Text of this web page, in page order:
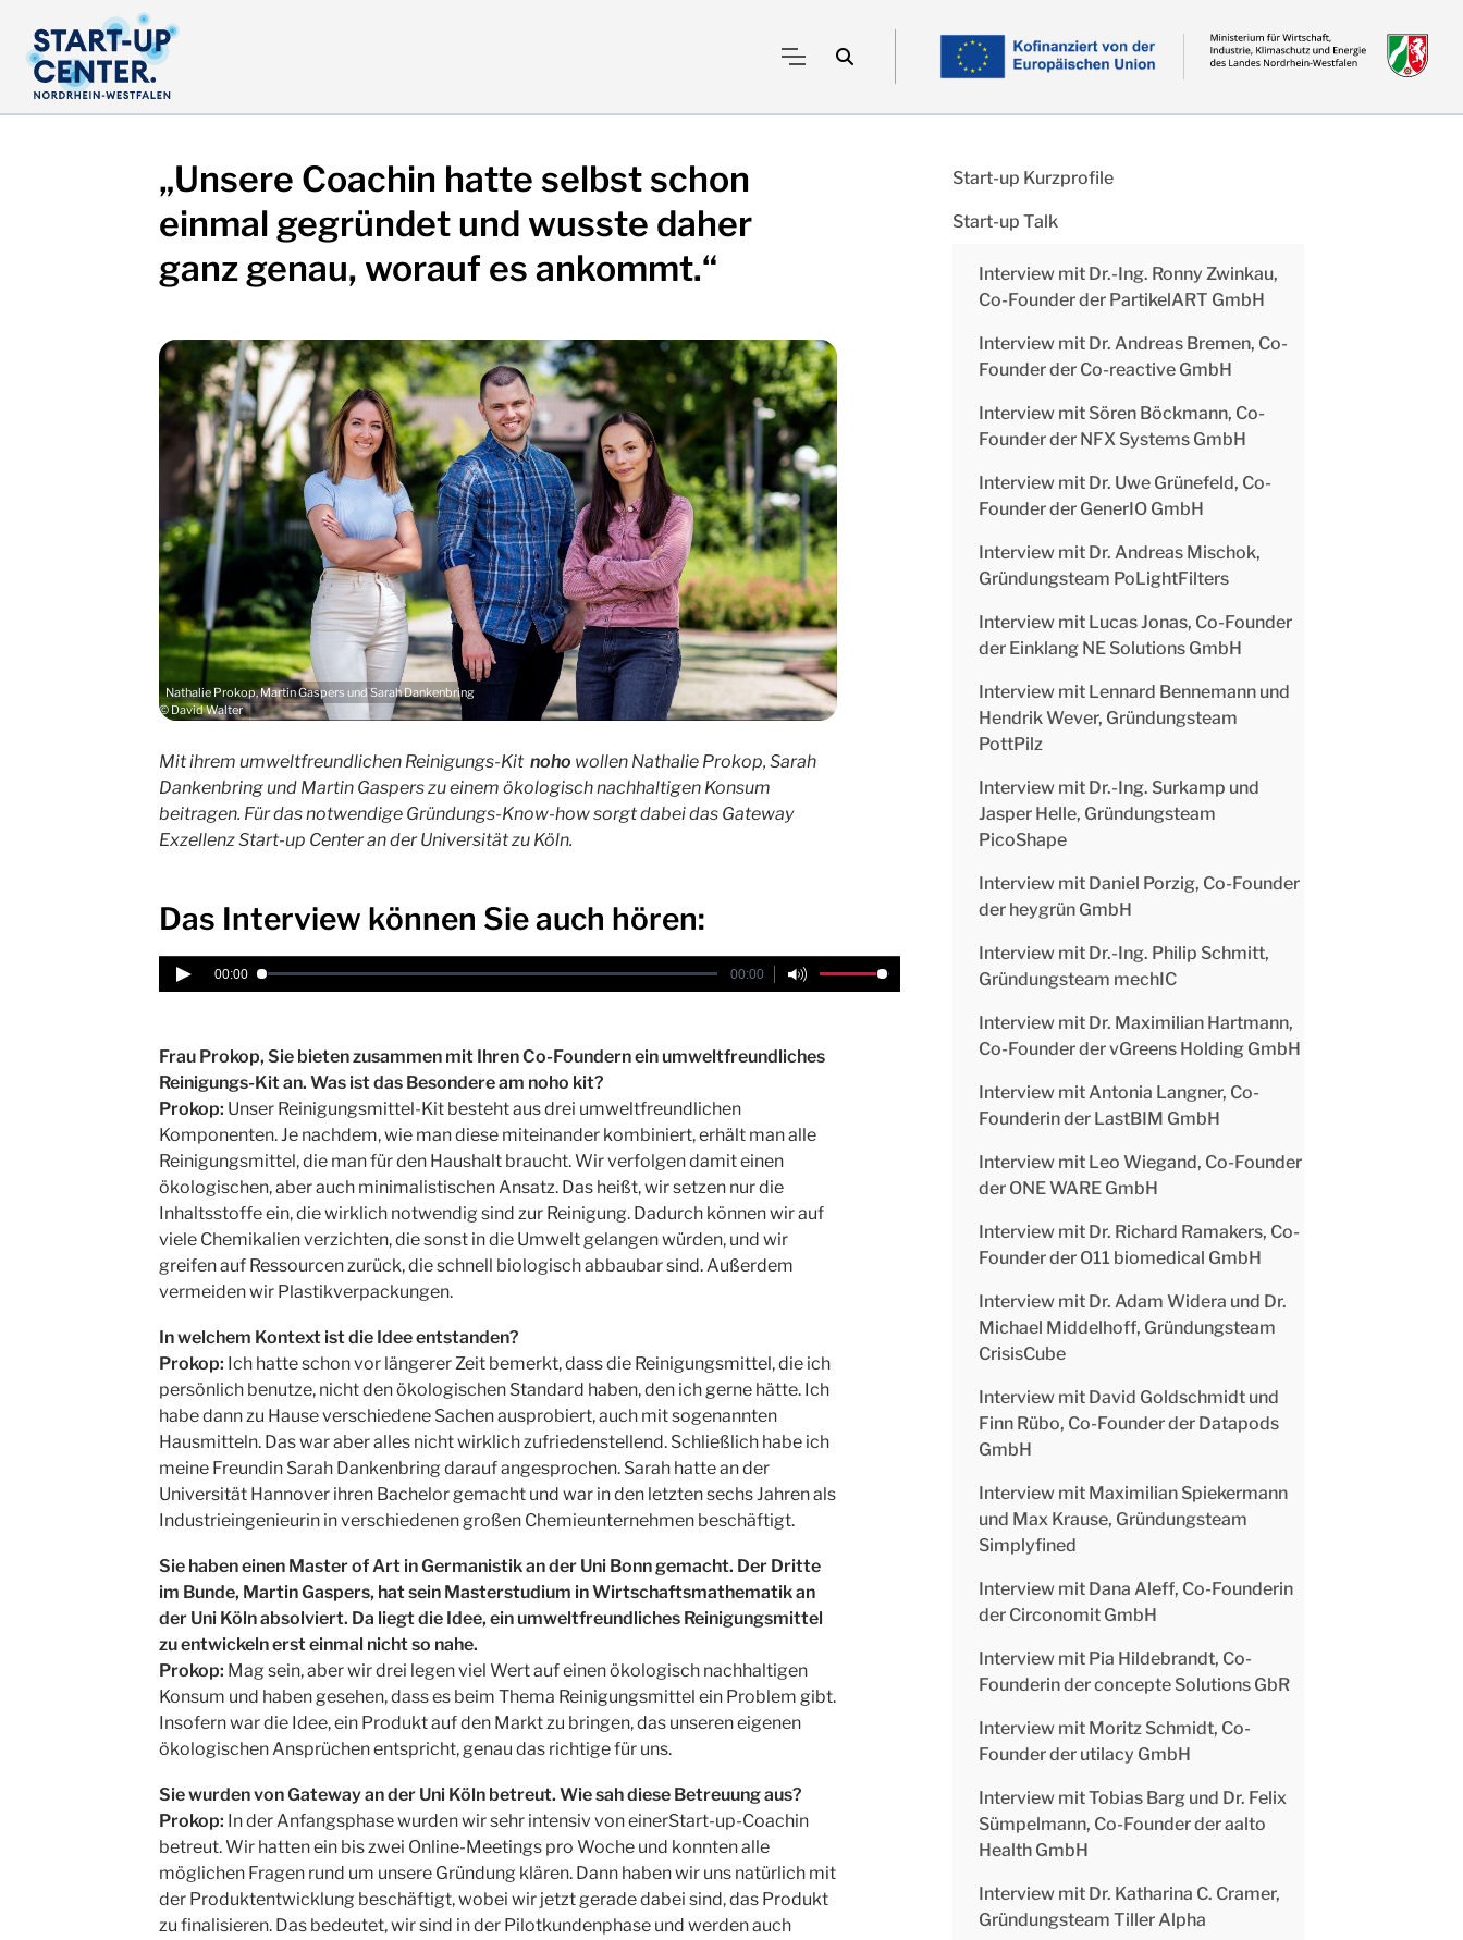
„Unsere Coachin hatte selbst schon
einmal gegründet und wusste daher
ganz genau, worauf es ankommt.“
Nathalie Prokop, Martin Gaspers und Sarah Dankenbring
© David Walter
Mit ihrem umweltfreundlichen Reinigungs-Kit noho wollen Nathalie Prokop, Sarah
Dankenbring und Martin Gaspers zu einem ökologisch nachhaltigen Konsum
beitragen. Für das notwendige Gründungs-Know-how sorgt dabei das Gateway
Exzellenz Start-up Center an der Universität zu Köln.
Das Interview können Sie auch hören:
00:00 00:00
Frau Prokop, Sie bieten zusammen mit Ihren Co-Foundern ein umweltfreundliches
Reinigungs-Kit an. Was ist das Besondere am noho kit?
Prokop: Unser Reinigungsmittel-Kit besteht aus drei umweltfreundlichen
Komponenten. Je nachdem, wie man diese miteinander kombiniert, erhält man alle
Reinigungsmittel, die man für den Haushalt braucht. Wir verfolgen damit einen
ökologischen, aber auch minimalistischen Ansatz. Das heißt, wir setzen nur die
Inhaltsstoffe ein, die wirklich notwendig sind zur Reinigung. Dadurch können wir auf
viele Chemikalien verzichten, die sonst in die Umwelt gelangen würden, und wir
greifen auf Ressourcen zurück, die schnell biologisch abbaubar sind. Außerdem
vermeiden wir Plastikverpackungen.
In welchem Kontext ist die Idee entstanden?
Prokop: Ich hatte schon vor längerer Zeit bemerkt, dass die Reinigungsmittel, die ich
persönlich benutze, nicht den ökologischen Standard haben, den ich gerne hätte. Ich
habe dann zu Hause verschiedene Sachen ausprobiert, auch mit sogenannten
Hausmitteln. Das war aber alles nicht wirklich zufriedenstellend. Schließlich habe ich
meine Freundin Sarah Dankenbring darauf angesprochen. Sarah hatte an der
Universität Hannover ihren Bachelor gemacht und war in den letzten sechs Jahren als
Industrieingenieurin in verschiedenen großen Chemieunternehmen beschäftigt.
Sie haben einen Master of Art in Germanistik an der Uni Bonn gemacht. Der Dritte
im Bunde, Martin Gaspers, hat sein Masterstudium in Wirtschaftsmathematik an
der Uni Köln absolviert. Da liegt die Idee, ein umweltfreundliches Reinigungsmittel
zu entwickeln erst einmal nicht so nahe.
Prokop: Mag sein, aber wir drei legen viel Wert auf einen ökologisch nachhaltigen
Konsum und haben gesehen, dass es beim Thema Reinigungsmittel ein Problem gibt.
Insofern war die Idee, ein Produkt auf den Markt zu bringen, das unseren eigenen
ökologischen Ansprüchen entspricht, genau das richtige für uns.
Sie wurden von Gateway an der Uni Köln betreut. Wie sah diese Betreuung aus?
Prokop: In der Anfangsphase wurden wir sehr intensiv von einerStart-up-Coachin
betreut. Wir hatten ein bis zwei Online-Meetings pro Woche und konnten alle
möglichen Fragen rund um unsere Gründung klären. Dann haben wir uns natürlich mit
der Produktentwicklung beschäftigt, wobei wir jetzt gerade dabei sind, das Produkt
zu finalisieren. Das bedeutet, wir sind in der Pilotkundenphase und werden auch
Start-up Kurzprofile
Start-up Talk
Interview mit Dr.-Ing. Ronny Zwinkau,
Co-Founder der PartikelART GmbH
Interview mit Dr. Andreas Bremen, Co-
Founder der Co-reactive GmbH
Interview mit Sören Böckmann, Co-
Founder der NFX Systems GmbH
Interview mit Dr. Uwe Grünefeld, Co-
Founder der GenerIO GmbH
Interview mit Dr. Andreas Mischok,
Gründungsteam PoLightFilters
Interview mit Lucas Jonas, Co-Founder
der Einklang NE Solutions GmbH
Interview mit Lennard Bennemann und
Hendrik Wever, Gründungsteam
PottPilz
Interview mit Dr.-Ing. Surkamp und
Jasper Helle, Gründungsteam
PicoShape
Interview mit Daniel Porzig, Co-Founder
der heygrün GmbH
Interview mit Dr.-Ing. Philip Schmitt,
Gründungsteam mechIC
Interview mit Dr. Maximilian Hartmann,
Co-Founder der vGreens Holding GmbH
Interview mit Antonia Langner, Co-
Founderin der LastBIM GmbH
Interview mit Leo Wiegand, Co-Founder
der ONE WARE GmbH
Interview mit Dr. Richard Ramakers, Co-
Founder der O11 biomedical GmbH
Interview mit Dr. Adam Widera und Dr.
Michael Middelhoff, Gründungsteam
CrisisCube
Interview mit David Goldschmidt und
Finn Rübo, Co-Founder der Datapods
GmbH
Interview mit Maximilian Spiekermann
und Max Krause, Gründungsteam
Simplyfined
Interview mit Dana Aleff, Co-Founderin
der Circonomit GmbH
Interview mit Pia Hildebrandt, Co-
Founderin der concepte Solutions GbR
Interview mit Moritz Schmidt, Co-
Founder der utilacy GmbH
Interview mit Tobias Barg und Dr. Felix
Sümpelmann, Co-Founder der aalto
Health GmbH
Interview mit Dr. Katharina C. Cramer,
Gründungsteam Tiller Alpha